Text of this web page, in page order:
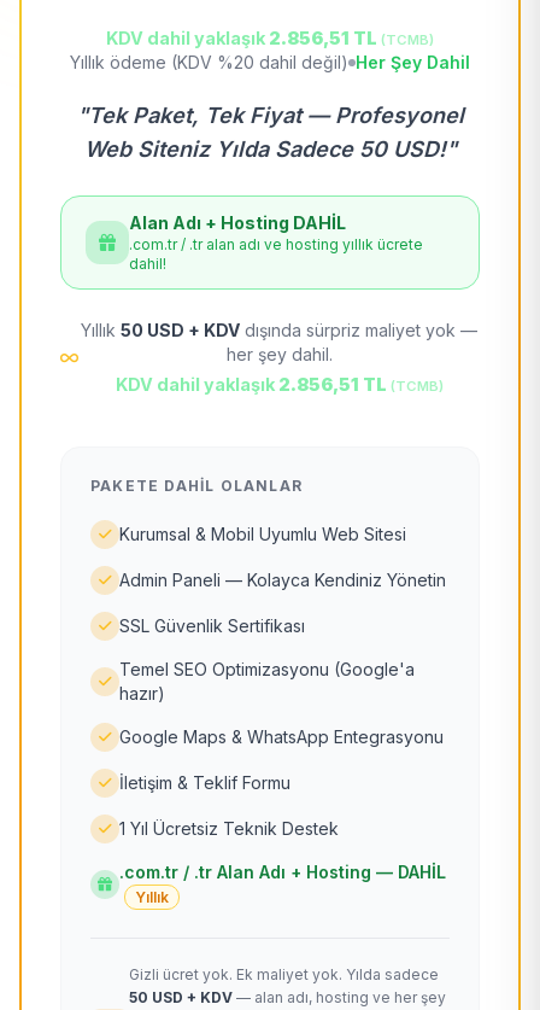
KDV dahil yaklaşık 2.856,51 TL (TCMB)
Yıllık ödeme (KDV %20 dahil değil) Her Şey Dahil
"Tek Paket, Tek Fiyat — Profesyonel
Web Siteniz Yılda Sadece 50 USD!"
Alan Adı + Hosting DAHİL
.com.tr / .tr alan adı ve hosting yıllık ücrete
dahil!
Yıllık 50 USD + KDV dışında sürpriz maliyet yok —
her şey dahil.
KDV dahil yaklaşık 2.856,51 TL (TCMB)
PAKETE DAHIL OLANLAR
Kurumsal & Mobil Uyumlu Web Sitesi
Admin Paneli — Kolayca Kendiniz Yönetin
SSL Güvenlik Sertifikası
Temel SEO Optimizasyonu (Google'a
hazır)
Google Maps & WhatsApp Entegrasyonu
İletişim & Teklif Formu
1 Yıl Ücretsiz Teknik Destek
.com.tr / .tr Alan Adı + Hosting — DAHİL
Yıllık
Gizli ücret yok. Ek maliyet yok. Yılda sadece
50 USD + KDV — alan adı, hosting ve her şey